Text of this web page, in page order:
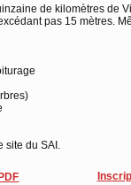
de kilomètres de
pas 15 mètres.
site du SAI.